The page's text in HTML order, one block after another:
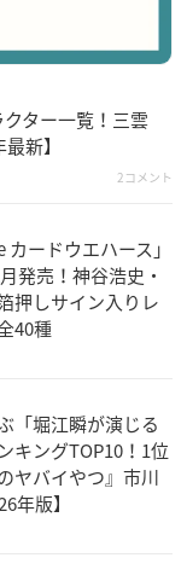
なむあみだ仏っ！-蓮
台 UTENA-
戦記
阿無志
ター一覧！三雲
新】
2コメント
カードウエハース」
発売！神谷浩史・
押しサイン入りレ
40種
「堀江瞬が演じる
キングTOP10！1位
ヤバイやつ』市川
年版】